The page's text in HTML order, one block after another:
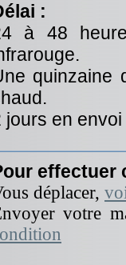
:
à 48
quinzaine
jours en
effectuer
déplacer,
votre